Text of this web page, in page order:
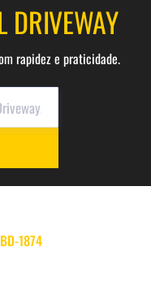
DRIVEWAY
rapidez e praticidade.
1874